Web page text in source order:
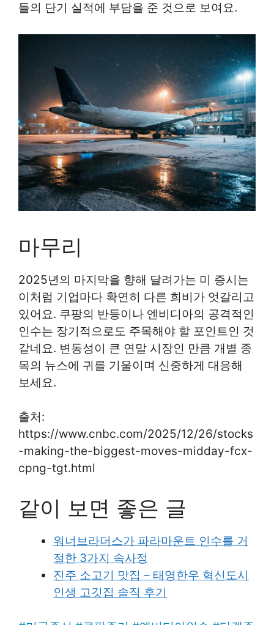
들의 단기 실적에 부담을 준 것으로 보여요.
마무리
2025년의 마지막을 향해 달려가는 미 증시는
이처럼 기업마다 확연히 다른 희비가 엇갈리고
있어요. 쿠팡의 반등이나 엔비디아의 공격적인
인수는 장기적으로도 주목해야 할 포인트인 것
같네요. 변동성이 큰 연말 시장인 만큼 개별 종
목의 뉴스에 귀를 기울이며 신중하게 대응해
보세요.
출처:
https://www.cnbc.com/2025/12/26/stocks
-making-the-biggest-moves-midday-fcx-
cpng-tgt.html
같이 보면 좋은 글
워너브라더스가 파라마운트 인수를 거
절한 3가지 속사정
진주 소고기 맛집 – 태영한우 혁신도시
인생 고깃집 솔직 후기